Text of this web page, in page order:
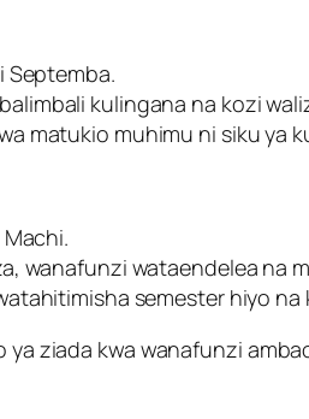
Septemba.
kulingana na kozi
matukio muhimu ni siku
wanafunzi wataendelea na
semester hiyo
ziada kwa wanafunzi